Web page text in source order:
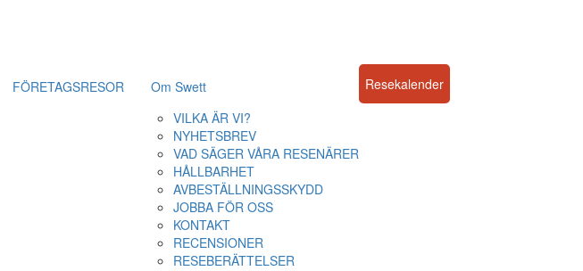
FÖRETAGSRESOR
Om Swett
VILKA ÄR VI?
NYHETSBREV
VAD SÄGER VÅRA RESENÄRER
HÅLLBARHET
AVBESTÄLLNINGSSKYDD
JOBBA FÖR OSS
KONTAKT
RECENSIONER
RESEBERÄTTELSER
Resekalender